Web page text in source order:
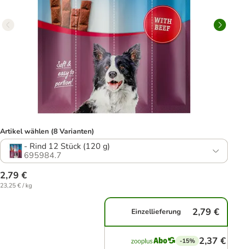
Artikel wählen (8 Varianten)
- Rind 12 Stück (120 g)
695984.7
2,79 €
23,25 € / kg
Einzellieferung 2,79 €
-15% 2,37 €